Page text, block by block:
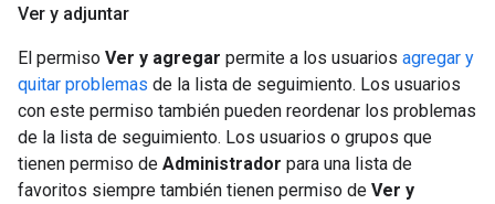
Ver y adjuntar
El permiso Ver y agregar permite a los usuarios agregar y
quitar problemas de la lista de seguimiento. Los usuarios
con este permiso también pueden reordenar los problemas
de la lista de seguimiento. Los usuarios o grupos que
tienen permiso de Administrador para una lista de
favoritos siempre también tienen permiso de Ver y